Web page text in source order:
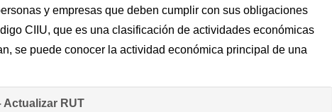
y empresas que deben cumplir con sus obligaciones
CIIU, que es una clasificación de actividades económicas
se puede conocer la actividad económica principal de una
Actualizar RUT